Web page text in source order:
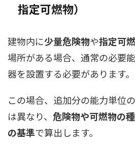
指定可燃物）
建物内に少量危険物や指定可
場所がある場合、通常の必要
器を設置する必要があります。
この場合、追加分の能力単位
は異なり、 危険物や可燃物の
の基準で算出します。